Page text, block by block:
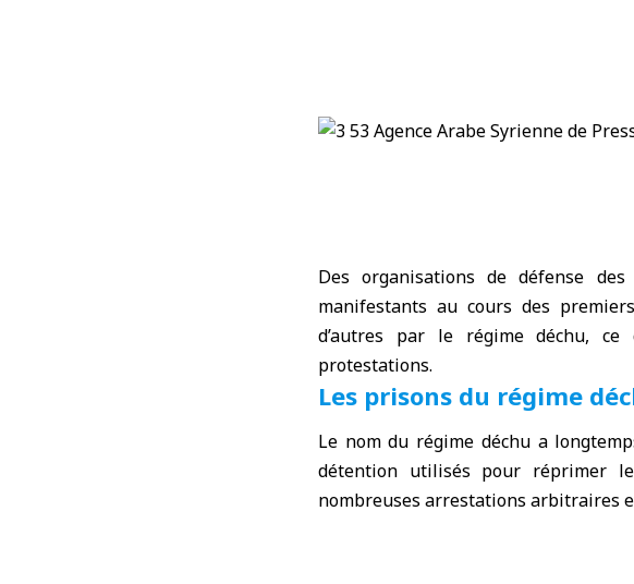
Des organisations de défense
manifestants au cours des
d’autres par le régime déchu, ce
protestations.
Les prisons du régime
Le nom du régime déchu a
détention utilisés pour réprimer
nombreuses arrestations arbitraires